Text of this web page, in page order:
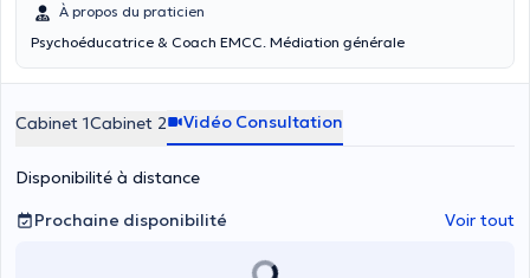
À propos du praticien
Psychoéducatrice & Coach EMCC. Médiation générale
Cabinet 1Cabinet 2 Vidéo Consultation
Disponibilité à distance
Prochaine disponibilité
Voir tout